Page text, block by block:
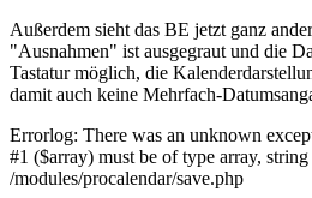
Außerdem sieht das BE jetzt ganz
"Ausnahmen" ist ausgegraut und die
Tastatur möglich, die
damit auch keine Mehrfach-
Errorlog: There was an unknown
#1 ($array) must be of type array,
/modules/procalendar/save.php